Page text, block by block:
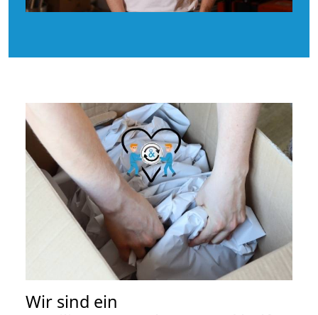
Wir sind ein